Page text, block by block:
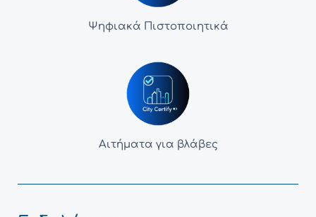
Ψηφιακά Πιστοποιητικά
Αιτήματα για βλάβες